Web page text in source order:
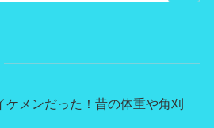
ケメンだった！昔の体重や角刈